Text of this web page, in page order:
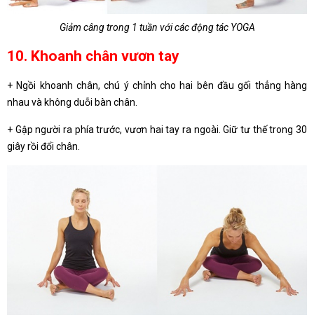
Giảm câng trong 1 tuần với các động tác YOGA
10. Khoanh chân vươn tay
+ Ngồi khoanh chân, chú ý chỉnh cho hai bên đầu gối thẳng hàng
nhau và không duỗi bàn chân.
+ Gập người ra phía trước, vươn hai tay ra ngoài. Giữ tư thế trong 30
giây rồi đổi chân.